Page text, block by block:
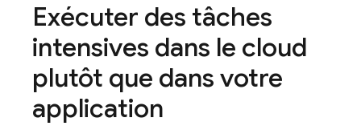
Exécuter des tâches
intensives dans le cloud
plutôt que dans votre
application